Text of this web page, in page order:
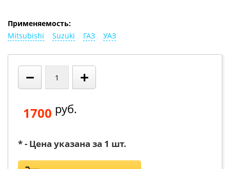
Применяемость:
Mitsubishi
Suzuki ГАЗ УАЗ
− +
1700 руб.
* - Цена указана за 1 шт.